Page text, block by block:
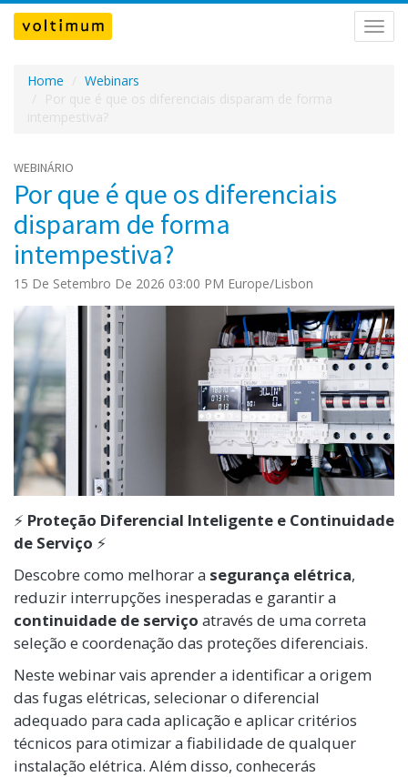
Home
Webinars
Por que é que os diferenciais disparam de forma
intempestiva?
WEBINÁRIO
Por que é que os diferenciais
disparam de forma
intempestiva?
15 De Setembro De 2026 03:00 PM Europe/Lisbon
⚡ Proteção Diferencial Inteligente e Continuidade
de Serviço ⚡
Descobre como melhorar a segurança elétrica,
reduzir interrupções inesperadas e garantir a
continuidade de serviço através de uma correta
seleção e coordenação das proteções diferenciais.
Neste webinar vais aprender a identificar a origem
das fugas elétricas, selecionar o diferencial
adequado para cada aplicação e aplicar critérios
técnicos para otimizar a fiabilidade de qualquer
instalação elétrica. Além disso, conhecerás